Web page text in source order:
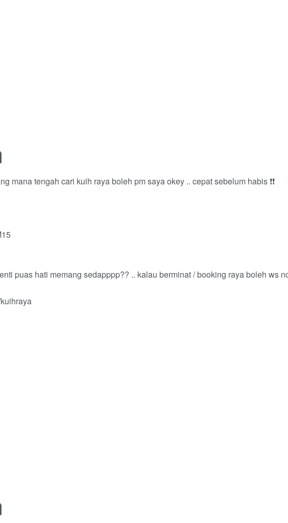
mana tengah cari kuih raya boleh pm saya okey .. cepat sebelum habis ❗️❗️
puas hati memang sedapppp?? .. kalau berminat / booking raya boleh ws